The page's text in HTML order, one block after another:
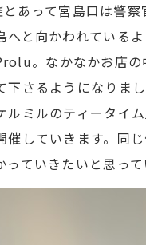
あって宮島口は警
と向かわれているよ
。なかなかお店
さるようになりまし
ルミルのティータイ
催していきます。同
ていきたいと思って